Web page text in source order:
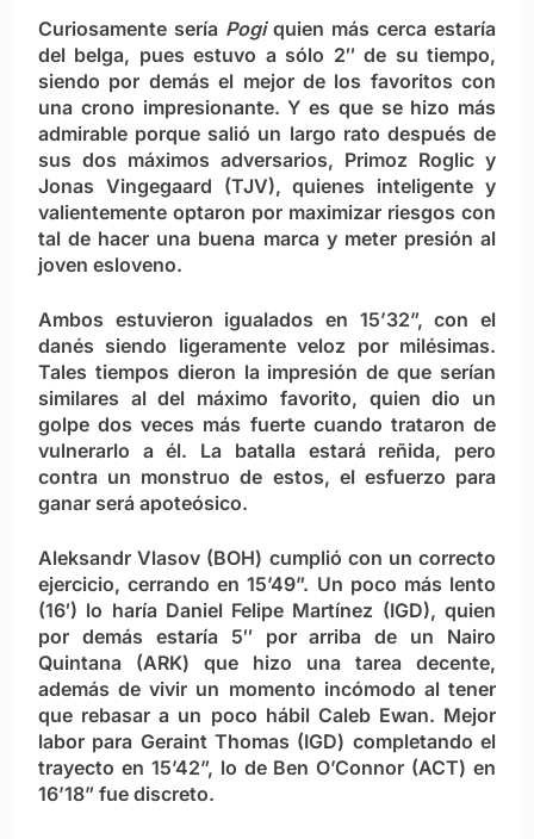
Curiosamente sería Pogi quien más cerca estaría
del belga, pues estuvo a sólo 2″ de su tiempo,
siendo por demás el mejor de los favoritos con
una crono impresionante. Y es que se hizo más
admirable porque salió un largo rato después de
sus dos máximos adversarios, Primoz Roglic y
Jonas Vingegaard (TJV), quienes inteligente y
valientemente optaron por maximizar riesgos con
tal de hacer una buena marca y meter presión al
joven esloveno.
Ambos estuvieron igualados en 15’32”, con el
danés siendo ligeramente veloz por milésimas.
Tales tiempos dieron la impresión de que serían
similares al del máximo favorito, quien dio un
golpe dos veces más fuerte cuando trataron de
vulnerarlo a él. La batalla estará reñida, pero
contra un monstruo de estos, el esfuerzo para
ganar será apoteósico.
Aleksandr Vlasov (BOH) cumplió con un correcto
ejercicio, cerrando en 15’49”. Un poco más lento
(16′) lo haría Daniel Felipe Martínez (IGD), quien
por demás estaría 5″ por arriba de un Nairo
Quintana (ARK) que hizo una tarea decente,
además de vivir un momento incómodo al tener
que rebasar a un poco hábil Caleb Ewan. Mejor
labor para Geraint Thomas (IGD) completando el
trayecto en 15’42”, lo de Ben O’Connor (ACT) en
16’18” fue discreto.